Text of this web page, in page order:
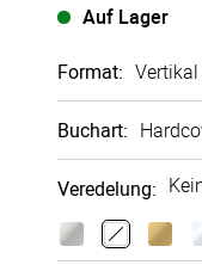
Auf Lager
Format:
Vertikal A4
204x274
mm
Buchart:
Veredelung: